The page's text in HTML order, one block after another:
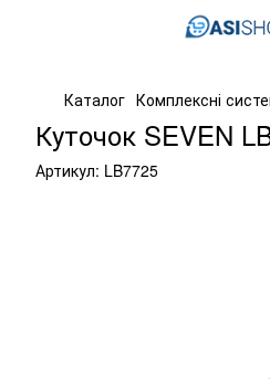
Каталог Комплексні
Куточок SEVEN
Артикул: LB7725